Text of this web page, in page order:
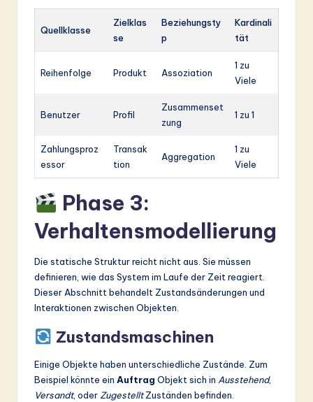
Quellklasse
Zielklas
se
Beziehungsty
p
Kardinali
tät
Reihenfolge Produkt Assoziation
1 zu
Viele
Benutzer Profil
Zusammenset
zung
1 zu 1
Zahlungsproz
essor
Transak
tion
Aggregation
1 zu
Viele
Phase 3:
Verhaltensmodellierung
Die statische Struktur reicht nicht aus. Sie müssen
definieren, wie das System im Laufe der Zeit reagiert.
Dieser Abschnitt behandelt Zustandsänderungen und
Interaktionen zwischen Objekten.
Zustandsmaschinen
Einige Objekte haben unterschiedliche Zustände. Zum
Beispiel könnte ein Auftrag Objekt sich in Ausstehend,
Versandt, oder ZugestelltZuständen befinden.